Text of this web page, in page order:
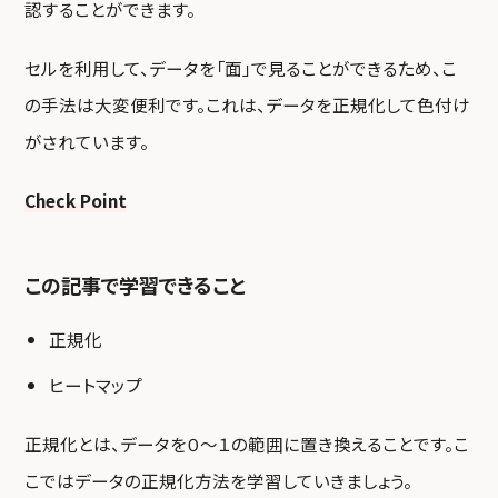
認することができます。
セルを利用して、データを「面」で見ることができるため、こ
の手法は大変便利です。これは、データを正規化して色付け
がされています。
Check Point
この記事で学習できること
正規化
ヒートマップ
正規化とは、データを０～１の範囲に置き換えることです。こ
こではデータの正規化方法を学習していきましょう。